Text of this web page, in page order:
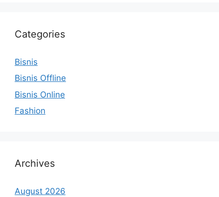
Categories
Bisnis
Bisnis Offline
Bisnis Online
Fashion
Archives
August 2026